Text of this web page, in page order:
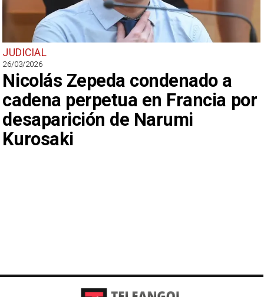
JUDICIAL
26/03/2026
Nicolás Zepeda condenado a
cadena perpetua en Francia por
desaparición de Narumi
Kurosaki